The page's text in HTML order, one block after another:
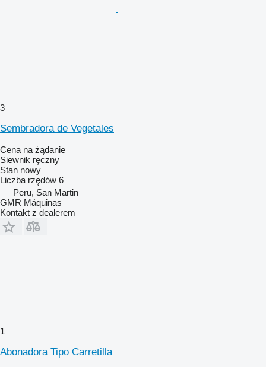
3
Sembradora de Vegetales
Cena na żądanie
Siewnik ręczny
Stan nowy
Liczba rzędów 6
Peru, San Martin
GMR Máquinas
Kontakt z dealerem
1
Abonadora Tipo Carretilla